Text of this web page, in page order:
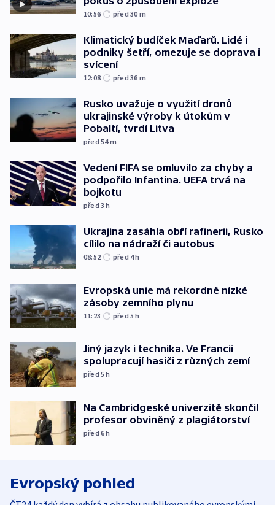
10:56 před 30 m
Klimatický budíček Maďarů. Lidé i
podniky šetří, omezuje se doprava i
svícení
12:08 před 36 m
Rusko uvažuje o využití dronů
ukrajinské výroby k útokům v
Pobaltí, tvrdí Litva
před 54m
Vedení FIFA se omluvilo za chyby a
podpořilo Infantina. UEFA trvá na
bojkotu
před 3h
Ukrajina zasáhla obří rafinerii, Rusko
cílilo na nádraží či autobus
08:52 před 4h
Evropská unie má rekordně nízké
zásoby zemního plynu
11:23 před 5h
Jiný jazyk i technika. Ve Francii
spolupracují hasiči z různých zemí
před 5h
Na Cambridgeské univerzitě skončil
profesor obviněný z plagiátorství
před 6h
Evropský pohled